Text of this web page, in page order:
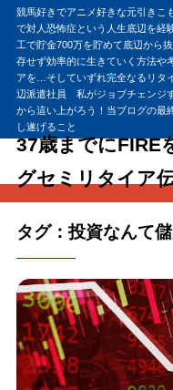
競馬好きでアニメ好きな元引きこ
で対人恐怖症という人生底辺を経
工で貯金700万を貯めて底辺から
存せず効率的に生きていく方法や
アを…そしていずれ完全なるリタ
辺派遣社員 私がジョブチェンジ
から這い上がろう！当ブログの最
し遂げること
37歳までにFIRE
グセミリタイア
タグ：投資なんて